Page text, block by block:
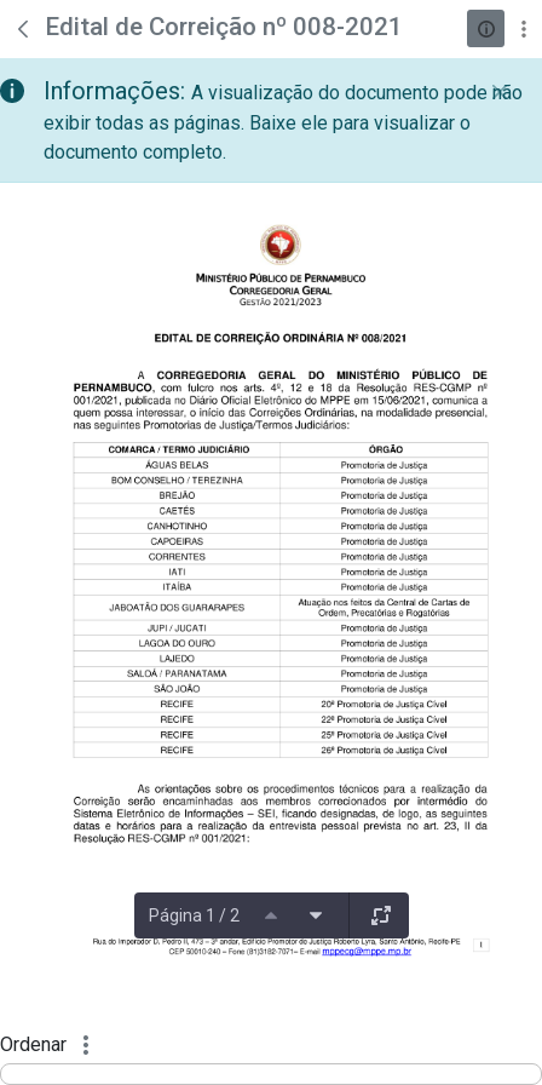
Pular para o Conteúdo principal
teste descricao
Edital de Correição nº 008-2021
Informações: A visualização do documento pode não
exibir todas as páginas. Baixe ele para visualizar o
documento completo.
Página 1 / 2
Ordenar